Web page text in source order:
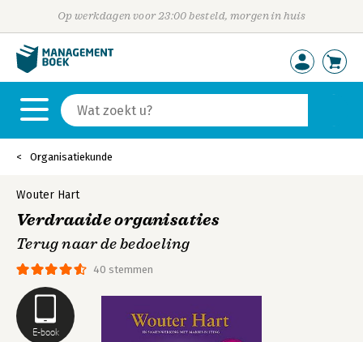
Op werkdagen voor 23:00 besteld, morgen in huis
Organisatiekunde
E-book
40 stemmen
Wouter Hart
Verdraaide organisaties
Terug naar de bedoeling